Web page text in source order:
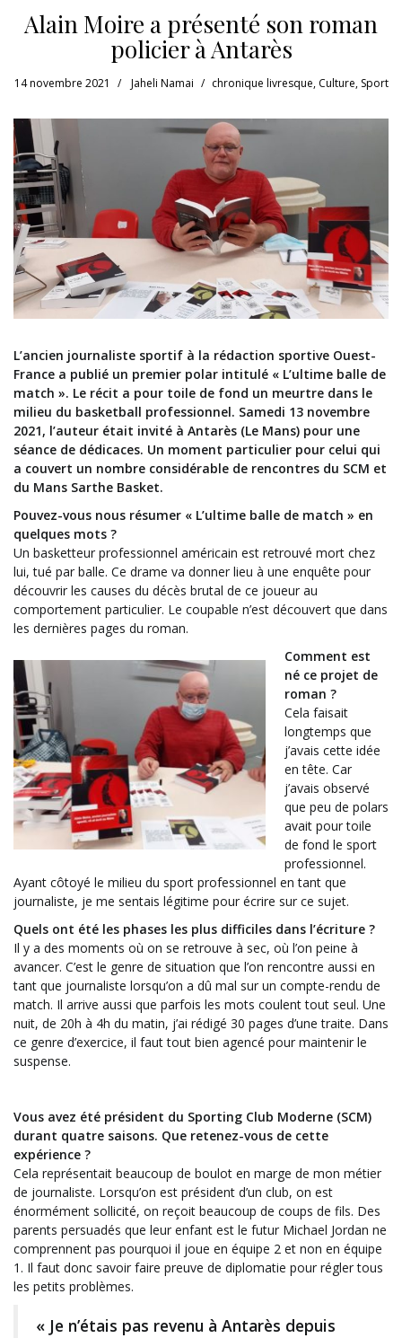
Alain Moire a présenté son roman
policier à Antarès
14 novembre 2021 Jaheli Namai chronique livresque, Culture, Sport
L’ancien journaliste sportif à la rédaction sportive Ouest-
France a publié un premier polar intitulé « L’ultime balle de
match ». Le récit a pour toile de fond un meurtre dans le
milieu du basketball professionnel. Samedi 13 novembre
2021, l’auteur était invité à Antarès (Le Mans) pour une
séance de dédicaces. Un moment particulier pour celui qui
a couvert un nombre considérable de rencontres du SCM et
du Mans Sarthe Basket.
Pouvez-vous nous résumer « L’ultime balle de match » en
quelques mots ?
Un basketteur professionnel américain est retrouvé mort chez
lui, tué par balle. Ce drame va donner lieu à une enquête pour
découvrir les causes du décès brutal de ce joueur au
comportement particulier. Le coupable n’est découvert que dans
les dernières pages du roman.
Comment est
né ce projet de
roman ?
Cela faisait
longtemps que
j’avais cette idée
en tête. Car
j’avais observé
que peu de polars
avait pour toile
de fond le sport
professionnel.
Ayant côtoyé le milieu du sport professionnel en tant que
journaliste, je me sentais légitime pour écrire sur ce sujet.
Quels ont été les phases les plus difficiles dans l’écriture ?
Il y a des moments où on se retrouve à sec, où l’on peine à
avancer. C’est le genre de situation que l’on rencontre aussi en
tant que journaliste lorsqu’on a dû mal sur un compte-rendu de
match. Il arrive aussi que parfois les mots coulent tout seul. Une
nuit, de 20h à 4h du matin, j’ai rédigé 30 pages d’une traite. Dans
ce genre d’exercice, il faut tout bien agencé pour maintenir le
suspense.
Vous avez été président du Sporting Club Moderne (SCM)
durant quatre saisons. Que retenez-vous de cette
expérience ?
Cela représentait beaucoup de boulot en marge de mon métier
de journaliste. Lorsqu’on est président d’un club, on est
énormément sollicité, on reçoit beaucoup de coups de fils. Des
parents persuadés que leur enfant est le futur Michael Jordan ne
comprennent pas pourquoi il joue en équipe 2 et non en équipe
1. Il faut donc savoir faire preuve de diplomatie pour régler tous
les petits problèmes.
« Je n’étais pas revenu à Antarès depuis